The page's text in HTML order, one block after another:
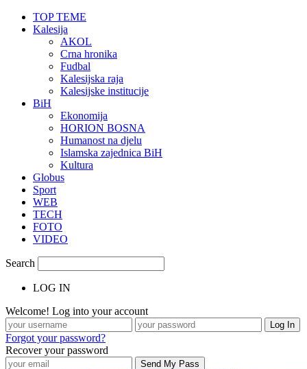
TOP TEME
Kalesija
AKOL
Crna hronika
Fudbal
Kalesijska raja
Kalesijske institucije
BiH
Ekonomija
HORION BOSNA
Humanost na djelu
Islamska zajednica BiH
Kultura
Globus
Sport
WEB
TECH
FOTO
VIDEO
Search
LOG IN
Welcome! Log into your account
Forgot your password?
Recover your password